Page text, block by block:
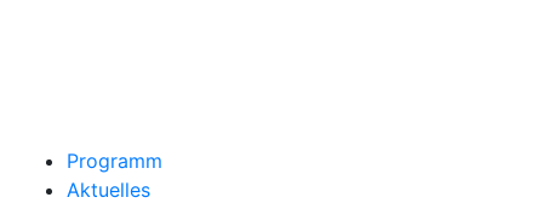
Programm
Aktuelles